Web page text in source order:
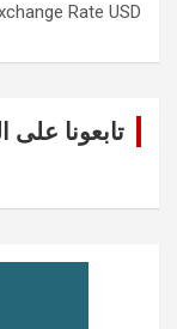
Rate USD
تابعونا